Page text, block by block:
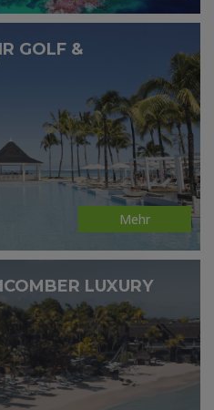
GOLF &
Mehr
LUXURY